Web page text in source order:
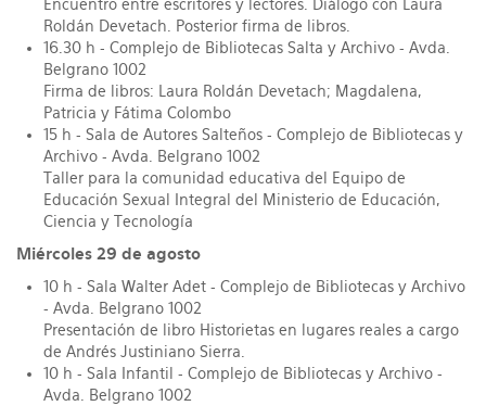
Encuentro entre escritores y lectores. Diálogo con Laura
Roldán Devetach. Posterior firma de libros.
16.30 h - Complejo de Bibliotecas Salta y Archivo - Avda.
Belgrano 1002
Firma de libros: Laura Roldán Devetach; Magdalena,
Patricia y Fátima Colombo
15 h - Sala de Autores Salteños - Complejo de Bibliotecas y
Archivo - Avda. Belgrano 1002
Taller para la comunidad educativa del Equipo de
Educación Sexual Integral del Ministerio de Educación,
Ciencia y Tecnología
Miércoles 29 de agosto
10 h - Sala Walter Adet - Complejo de Bibliotecas y Archivo
- Avda. Belgrano 1002
Presentación de libro Historietas en lugares reales a cargo
de Andrés Justiniano Sierra.
10 h - Sala Infantil - Complejo de Bibliotecas y Archivo -
Avda. Belgrano 1002